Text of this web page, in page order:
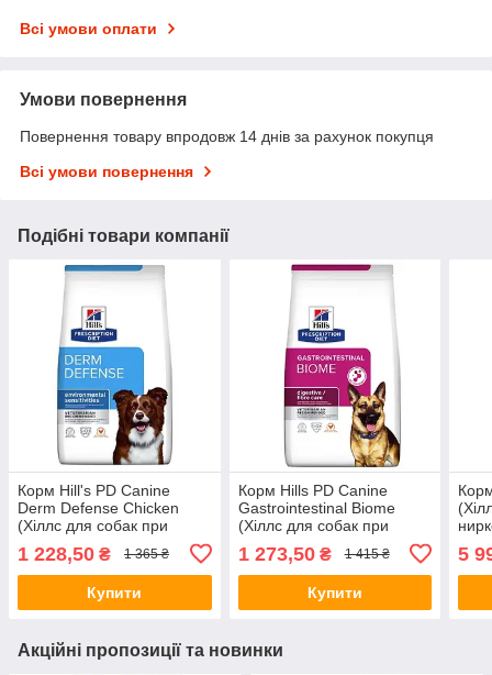
Всі умови оплати
Умови повернення
Повернення товару впродовж 14 днів за рахунок покупця
Всі умови повернення
Подібні товари компанії
Корм Hill's PD Canine
Derm Defense Chicken
(Хіллс для собак при
дерматитах і втраті вовни)
1,5 кг.
1 228,50 ₴ 1 365 ₴
Купити
Корм Hills PD Canine
Gastrointestinal Biome
(Хіллс для собак при
травлення) 1,5кг
1 273,50₴ 1 415 ₴
Купити
5
Акційні пропозиції та новинки